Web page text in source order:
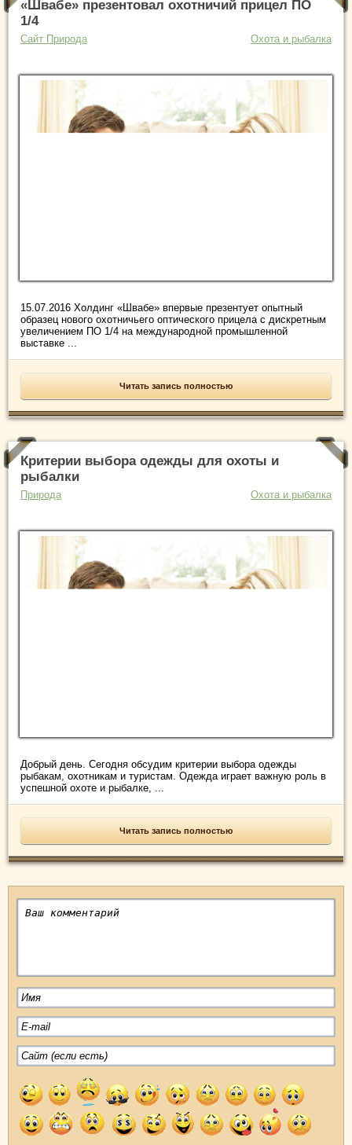
«Швабе» презентовал охотничий прицел ПО
1/4
Сайт Природа Охота и рыбалка
15.07.2016 Холдинг «Швабе» впервые презентует опытный
образец нового охотничьего оптического прицела с дискретным
увеличением ПО 1/4 на международной промышленной
выставке ...
Читать запись полностью
Критерии выбора одежды для охоты и
рыбалки
Природа Охота и рыбалка
Добрый день. Сегодня обсудим критерии выбора одежды
рыбакам, охотникам и туристам. Одежда играет важную роль в
успешной охоте и рыбалке, ...
Читать запись полностью